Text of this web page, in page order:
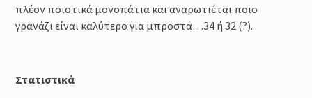
πλέον ποιοτικά μονοπάτια και αναρωτιέται ποιο
γρανάζι είναι καλύτερο για μπροστά…34 ή 32 (?).
Στατιστικά